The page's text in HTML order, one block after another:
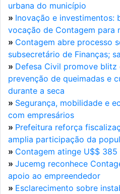
urbana do município
» Inovação e investimentos:
vocação de Contagem para
» Contagem abre processo
subsecretário de Finanças;
» Defesa Civil promove blitz
prevenção de queimadas e
durante a seca
» Segurança, mobilidade e
com empresários
» Prefeitura reforça
amplia participação da
» Contagem atinge U$$
» Jucemg reconhece
apoio ao empreendedor
» Esclarecimento sobre